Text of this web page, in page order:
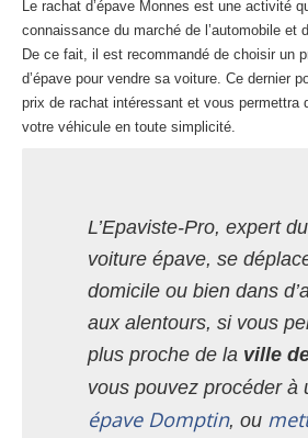
Le rachat d’épave Monnes est une activité
connaissance du marché de l’automobile et
De ce fait, il est recommandé de choisir un
d’épave pour vendre sa voiture. Ce dernier
prix de rachat intéressant et vous permettra
votre véhicule en toute simplicité.
L’Epaviste-Pro, expert
voiture épave, se
domicile ou bien dans
aux alentours, si vous
plus proche de la ville
vous pouvez procéder à
épave Domptin, ou